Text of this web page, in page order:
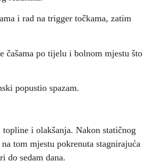
i rad na trigger točkama, zatim
po tijelu i bolnom mjestu što
popustio spazam.
i olakšanja. Nakon statičnog
tom mjestu pokrenuta stagnirajuća
do sedam dana.